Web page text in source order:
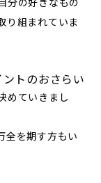
り組まれていま
トのおさらい
めていきまし
全を期す方もい